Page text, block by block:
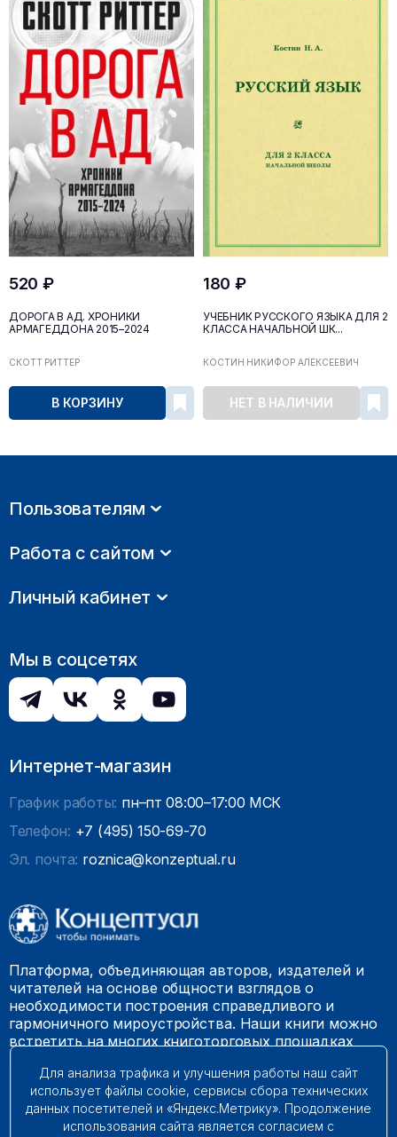
520 ₽
ДОРОГА В АД. ХРОНИКИ
АРМАГЕДДОНА 2015–2024
СКОТТ РИТТЕР
В КОРЗИНУ
180 ₽
УЧЕБНИК РУССКОГО ЯЗЫКА ДЛЯ 2
КЛАССА НАЧАЛЬНОЙ ШК...
КОСТИН НИКИФОР АЛЕКСЕЕВИЧ
НЕТ В НАЛИЧИИ
Пользователям
Работа с сайтом
Личный кабинет
Мы в соцсетях
Интернет-магазин
График работы: пн–пт 08:00–17:00 МСК
Телефон: +7 (495) 150-69-70
Эл. почта: roznica@konzeptual.ru
Платформа, объединяющая авторов, издателей и
читателей на основе общности взглядов о
необходимости построения справедливого и
гармоничного мироустройства. Наши книги можно
встретить на многих книготорговых площадках
© 2009 – 2026. Все права защищены.
Для анализа трафика и улучшения работы наш сайт
использует файлы cookie, сервисы сбора технических
данных посетителей и «Яндекс.Метрику». Продолжение
использования сайта является согласием с